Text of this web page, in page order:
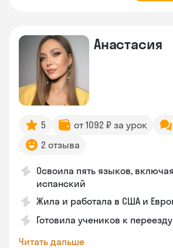
Анастасия
5 от 1092 ₽ за урок
2 отзыва
Освоила пять языков,
испанский
Жила и работала в США и
Готовила учеников к
Читать дальше